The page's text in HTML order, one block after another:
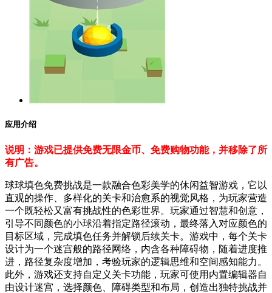
应用介绍
说明：游戏已提供免费无限金币、免费购物功能，并移除了所
有广告。
球球填色免费挑战是一款融合色彩美学的休闲益智游戏，它以
直观的操作、多样化的关卡和治愈系的视觉风格，为玩家营造
一个既轻松又富有挑战性的色彩世界。玩家通过智慧和创意，
引导不同颜色的小球沿着指定路径滚动，最终落入对应颜色的
目标区域，完成填色任务并解锁后续关卡。游戏中，每个关卡
设计为一个迷宫般的路径网络，内含各种障碍物，随着进度推
进，路径复杂度增加，考验玩家的逻辑思维和空间感知能力。
此外，游戏还支持自定义关卡功能，玩家可使用内置编辑器自
由设计迷宫，选择颜色、障碍类型和布局，创造出独特挑战并